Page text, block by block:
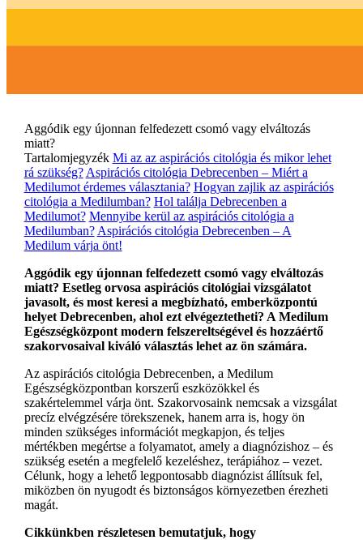
Aggódik egy újonnan felfedezett csomó vagy elváltozás
miatt?
Tartalomjegyzék Mi az az aspirációs citológia és mikor lehet
rá szükség? Aspirációs citológia Debrecenben – Miért a
Medilumot érdemes választania? Hogyan zajlik az aspirációs
citológia a Medilumban? Hol találja Debrecenben a
Medilumot? Mennyibe kerül az aspirációs citológia a
Medilumban? Aspirációs citológia Debrecenben – A
Medilum várja önt!
Aggódik egy újonnan felfedezett csomó vagy elváltozás
miatt? Esetleg orvosa aspirációs citológiai vizsgálatot
javasolt, és most keresi a megbízható, emberközpontú
helyet Debrecenben, ahol ezt elvégeztetheti? A Medilum
Egészségközpont modern felszereltségével és hozzáértő
szakorvosaival kiváló választás lehet az ön számára.
Az aspirációs citológia Debrecenben, a Medilum
Egészségközpontban korszerű eszközökkel és
szakértelemmel várja önt. Szakorvosaink nemcsak a vizsgálat
precíz elvégzésére törekszenek, hanem arra is, hogy ön
minden szükséges információt megkapjon, és teljes
mértékben megértse a folyamatot, amely a diagnózishoz – és
szükség esetén a megfelelő kezeléshez, terápiához – vezet.
Célunk, hogy a lehető legpontosabb diagnózist állítsuk fel,
miközben ön nyugodt és biztonságos környezetben érezheti
magát.
Cikkünkben részletesen bemutatjuk, hogy